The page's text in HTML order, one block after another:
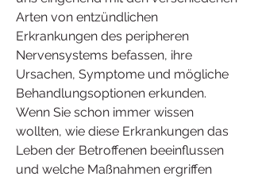
Arten von entzündlichen
Erkrankungen des peripheren
Nervensystems befassen, ihre
Ursachen, Symptome und mögliche
Behandlungsoptionen erkunden.
Wenn Sie schon immer wissen
wollten, wie diese Erkrankungen das
Leben der Betroffenen beeinflussen
und welche Maßnahmen ergriffen